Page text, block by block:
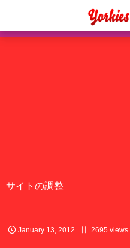
サイトの調整
January 13 2012 2695 views